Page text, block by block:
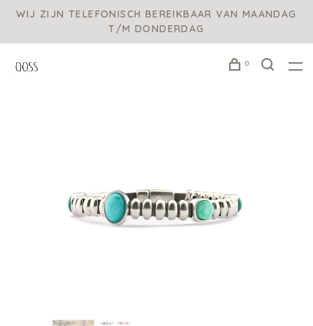
WIJ ZIJN TELEFONISCH BEREIKBAAR VAN MAANDAG
T/M DONDERDAG
0